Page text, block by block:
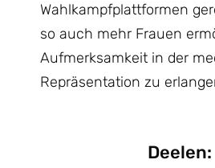
Wahlkampfplattformen
so auch mehr Frauen
Aufmerksamkeit in der
Repräsentation zu
Deelen: